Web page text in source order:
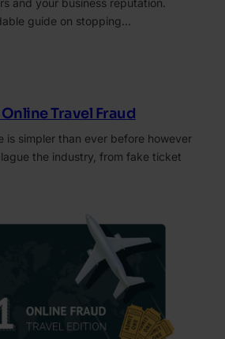
and your business reputation.
guide on stopping…
Travel Fraud
is simpler than ever before however
the industry, from fake ticket